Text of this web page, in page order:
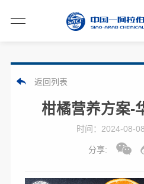
返回列表
柑橘营养方案-
时间：2024-08-
分享: